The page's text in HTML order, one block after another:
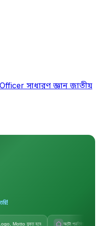
সাধারণ জ্ঞানজাতীয়
Motto যুক্ত হবে অটো প্রতিষ্ঠানের নাম